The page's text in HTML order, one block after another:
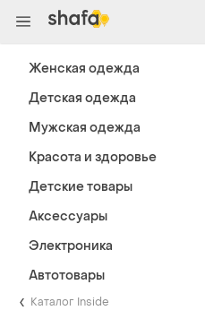
Каталог Inside
Женская одежда
Детская одежда
Мужская одежда
Красота и здоровье
Детские товары
Аксессуары
Электроника
Автотовары